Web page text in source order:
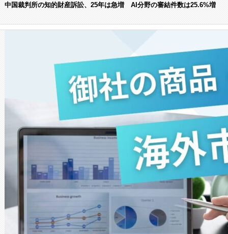
中国裁判所の知的財産訴訟、25年は急増 AI分野の審結件数は25.6%増